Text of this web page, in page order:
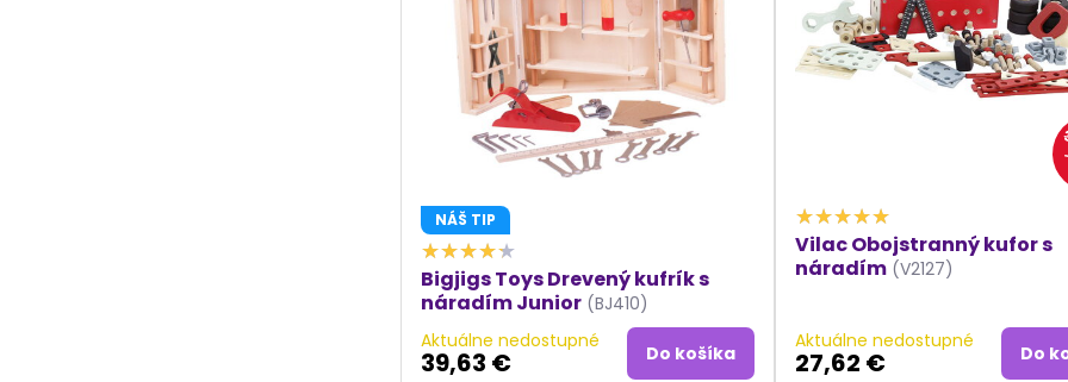
NÁŠ TIP
Bigjigs Toys Drevený kufrík s
náradím Junior (BJ410)
Aktuálne nedostupné
39,63 € Do košíka
Vilac Obojstranný kufor s
náradím (V2127)
Aktuálne nedostupné
27,62 € Do